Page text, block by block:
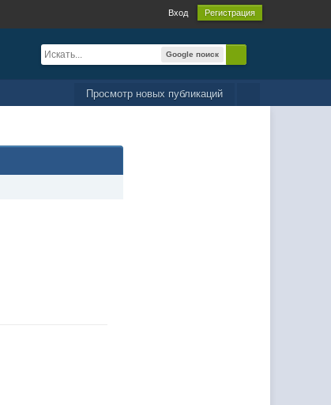
Вход Регистрация
Google поиск
Просмотр новых публикаций